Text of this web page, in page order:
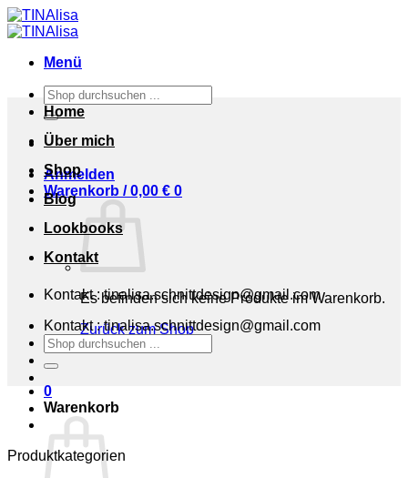
Zum
Inhalt
Menü
Suchen
nach:
Anmelden
Warenkorb /0,00 € 0
Es befinden sich keine Produkte im Warenkorb.
Zurück zum Shop
0
Warenkorb
Home
Über mich
Shop
Blog
Lookbooks
Kontakt
Kontakt : tinalisa.schnittdesign@gmail.com
Kontakt : tinalisa.schnittdesign@gmail.com
Suchen
nach:
Produktkategorien